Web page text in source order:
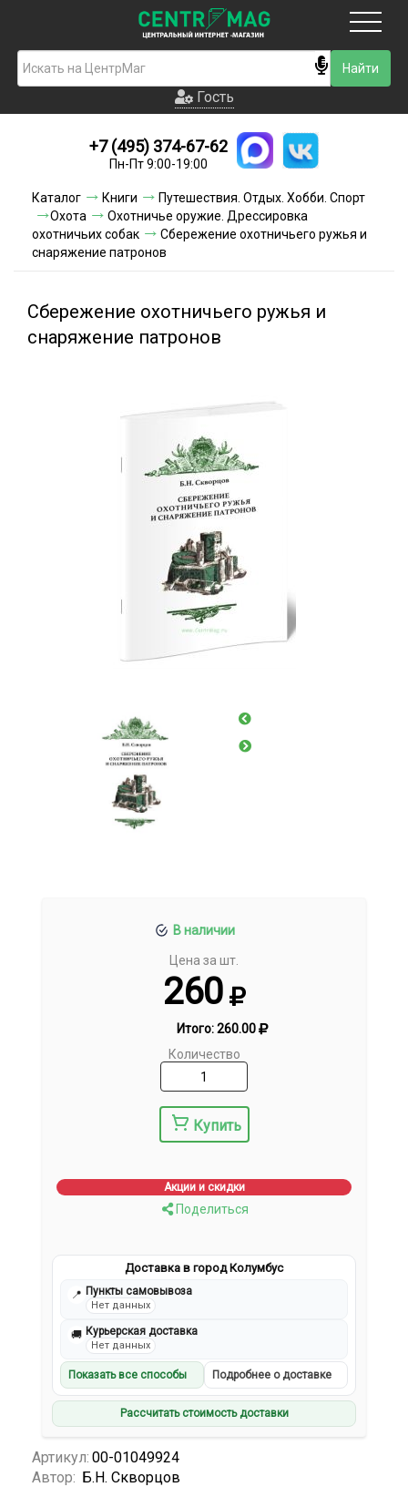
Гость
Новинки
Условия доставки
Условия оплаты
Акции и скидки
Гость
+7 (495) 374-67-62
Пн-Пт 9:00-19:00
Каталог Книги
Путешествия. Отдых. Хобби. Спорт
Охота
Охотничье оружие. Дрессировка
охотничьих собак
Сбережение охотничьего ружья и
снаряжение патронов
Сбережение охотничьего ружья и
снаряжение патронов
В наличии
Цена за шт.
260
Итого:260.00
Количество
Купить
Акции и скидки
Поделиться
Доставка в город Колумбус
📍 Пункты самовывоза
Нет данных
🚚 Курьерская доставка
Нет данных
Показать все способы Подробнее о доставке
Рассчитать стоимость доставки
Артикул: 00-01049924
Автор: Б.Н. Скворцов